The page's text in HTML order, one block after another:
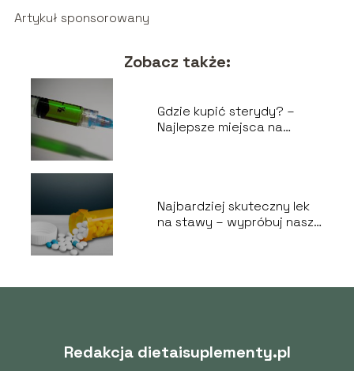
Artykuł sponsorowany
Zobacz także:
Gdzie kupić sterydy? –
Najlepsze miejsca na
Najbardziej skuteczny lek
na stawy – wypróbuj nasze
Redakcja dietaisuplementy.pl